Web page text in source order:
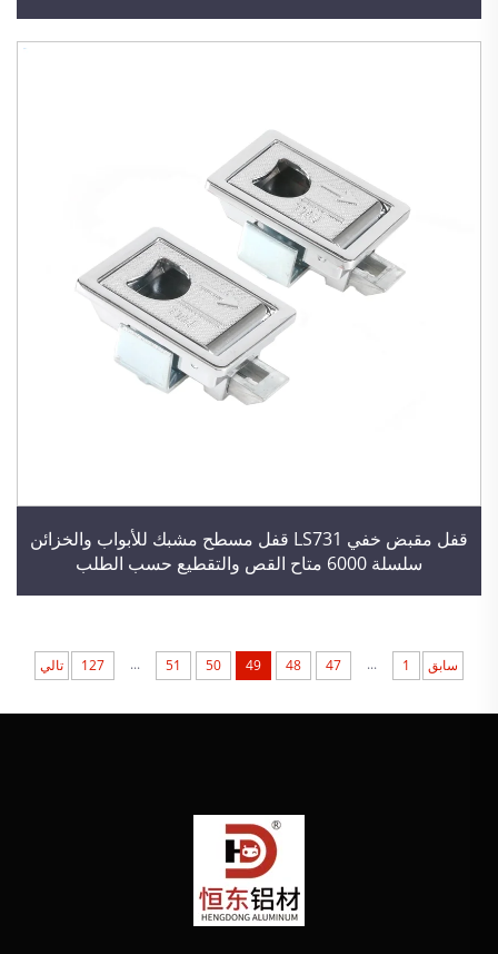
قفل مقبض خفي LS731 قفل مسطح مشبك للأبواب والخزائن
سلسلة 6000 متاح القص والتقطيع حسب الطلب
سابق 1
...
47
48
49
50
51
...
127 تالي